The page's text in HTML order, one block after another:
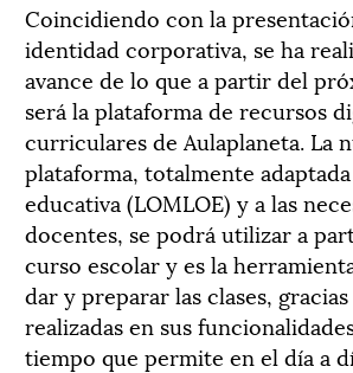
Coincidiendo con la
identidad corporativa, se ha
avance de lo que a partir del
será la plataforma de recursos
curriculares de Aulaplaneta. La
plataforma, totalmente
educativa (LOMLOE) y a las
docentes, se podrá utilizar a
curso escolar y es la
dar y preparar las clases,
realizadas en sus
tiempo que permite en el día a